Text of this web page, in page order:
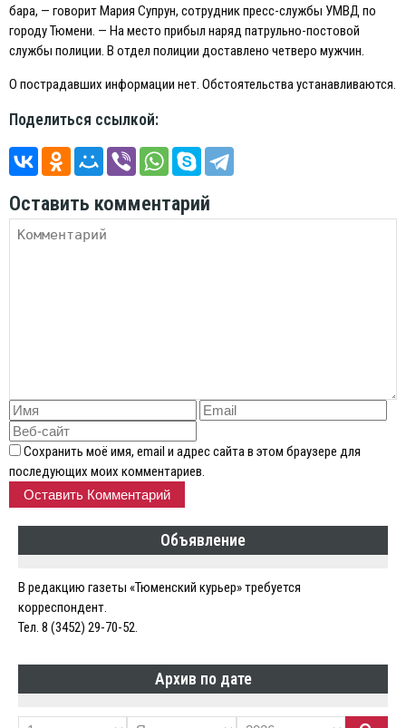
бара, — говорит Мария Супрун, сотрудник пресс-службы УМВД по
городу Тюмени. — На место прибыл наряд патрульно-постовой
службы полиции. В отдел полиции доставлено четверо мужчин.
О пострадавших информации нет. Обстоятельства устанавливаются.
Поделиться ссылкой:
Оставить комментарий
Сохранить моё имя, email и адрес сайта в этом браузере для
последующих моих комментариев.
Объявление
В редакцию газеты «Тюменский курьер» требуется
корреспондент.
Тел. 8 (3452) 29-70-52.
Архив по дате